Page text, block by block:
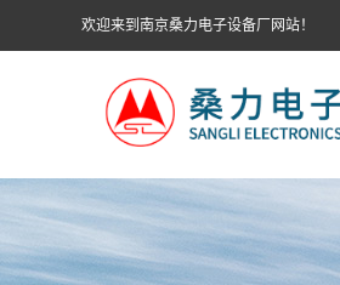
欢迎来到南京桑力电子设备厂网站！